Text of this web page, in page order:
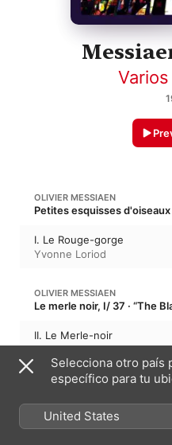
OLIVIER MESSIAEN
Petites esquisses d'oiseaux
I. Le Rouge-gorge
Yvonne Loriod
OLIVIER MESSIAEN
II. Le Merle-noir
Yvonne Loriod
OLIVIER MESSIAEN
Petites esquisses d'oiseaux
III. Le Rouge-gorge
Selecciona otro país
específico para tu
United States